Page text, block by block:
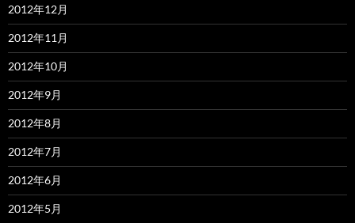
2012年12月
2012年11月
2012年10月
2012年9月
2012年8月
2012年7月
2012年6月
2012年5月